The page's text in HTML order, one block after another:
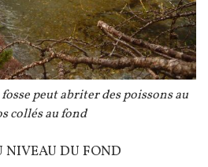
peut abriter des poissons au
collés au fond
NIVEAU DU FOND